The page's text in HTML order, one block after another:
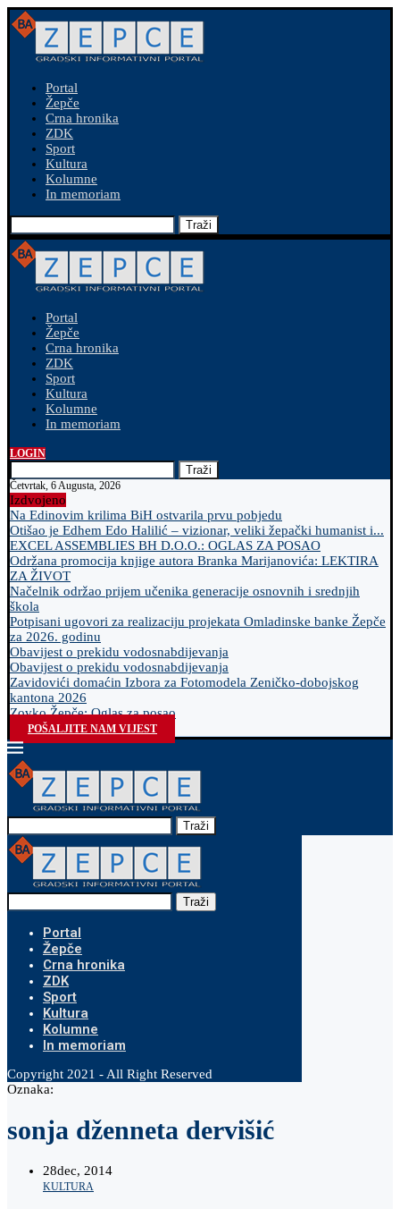
Portal
Žepče
Crna hronika
ZDK
Sport
Kultura
Kolumne
In memoriam
Traži
Portal
Žepče
Crna hronika
ZDK
Sport
Kultura
Kolumne
In memoriam
LOGIN
Traži
Četvrtak, 6 Augusta, 2026
Izdvojeno
Na Edinovim krilima BiH ostvarila prvu pobjedu
Otišao je Edhem Edo Halilić – vizionar, veliki žepački humanist i...
EXCEL ASSEMBLIES BH D.O.O.: OGLAS ZA POSAO
Održana promocija knjige autora Branka Marijanovića: LEKTIRA
ZA ŽIVOT
Načelnik održao prijem učenika generacije osnovnih i srednjih
škola
Potpisani ugovori za realizaciju projekata Omladinske banke Žepče
za 2026. godinu
Obavijest o prekidu vodosnabdijevanja
Obavijest o prekidu vodosnabdijevanja
Zavidovići domaćin Izbora za Fotomodela Zeničko-dobojskog
kantona 2026
Zovko Žepče: Oglas za posao
POŠALJITE NAM VIJEST
Traži
Traži
Portal
Žepče
Crna hronika
ZDK
Sport
Kultura
Kolumne
In memoriam
Copyright 2021 - All Right Reserved
Oznaka:
sonja dženneta dervišić
28dec, 2014
KULTURA